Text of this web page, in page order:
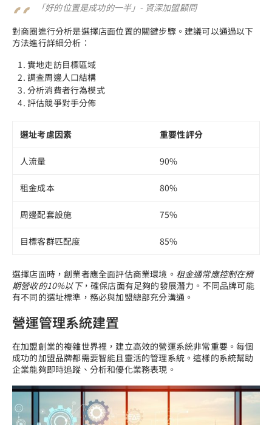
「好的位置是成功的一半」- 資深加盟顧問
對商圈進行分析是選擇店面位置的關鍵步驟。建議可以通過以下
方法進行詳細分析：
實地走訪目標區域
調查周邊人口結構
分析消費者行為模式
評估競爭對手分佈
選址考慮因素 重要性評分
人流量 90%
租金成本 80%
周邊配套設施 75%
目標客群匹配度 85%
選擇店面時，創業者應全面評估商業環境。 租金通常應控制在預
期營收的10%以下，確保店面有足夠的發展潛力。不同品牌可能
有不同的選址標準，務必與加盟總部充分溝通。
營運管理系統建置
在加盟創業的複雜世界裡，建立高效的營運系統非常重要。每個
成功的加盟品牌都需要智能且靈活的管理系統。這樣的系統幫助
企業能夠即時追蹤、分析和優化業務表現。